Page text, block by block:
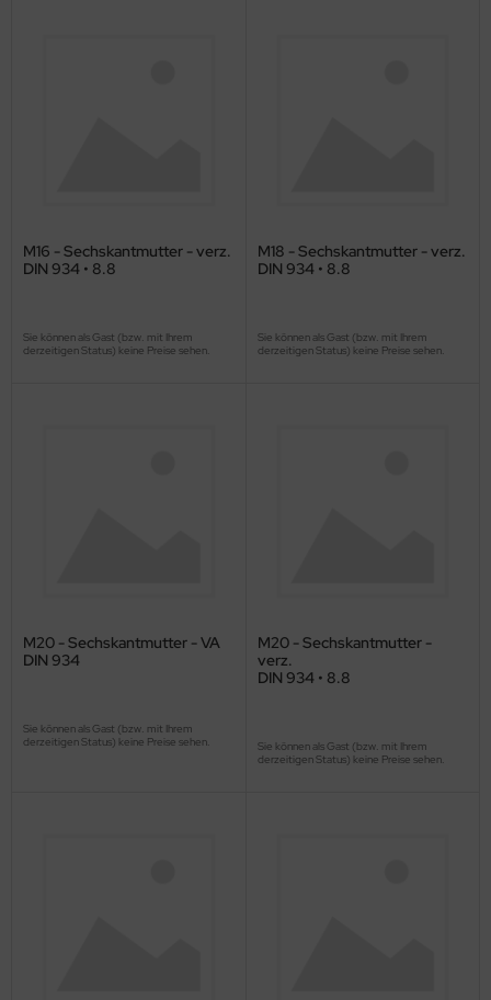
M16 - Sechskantmutter - verz.
DIN 934 • 8.8
Sie können als Gast (bzw. mit Ihrem
derzeitigen Status) keine Preise sehen.
M18 - Sechskantmutter - verz.
DIN 934 • 8.8
Sie können als Gast (bzw. mit Ihrem
derzeitigen Status) keine Preise sehen.
M20 - Sechskantmutter - VA
DIN 934
Sie können als Gast (bzw. mit Ihrem
derzeitigen Status) keine Preise sehen.
M20 - Sechskantmutter -
verz.
DIN 934 • 8.8
Sie können als Gast (bzw. mit Ihrem
derzeitigen Status) keine Preise sehen.